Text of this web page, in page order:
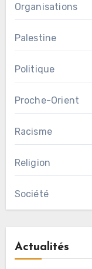
Organisations
Palestine
Politique
Proche-Orient
Racisme
Religion
Société
Actualités